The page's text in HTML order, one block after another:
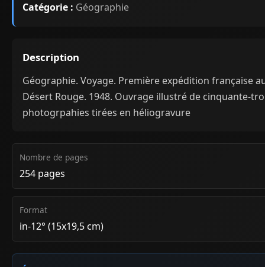
Catégorie : Géographie
Description
Géographie. Voyage. Première expédition française
Désert Rouge. 1948. Ouvrage illustré de cinquante-
photogrpahies tirées en héliogravure
Nombre de pages
254 pages
Format
in-12° (15x19,5 cm)